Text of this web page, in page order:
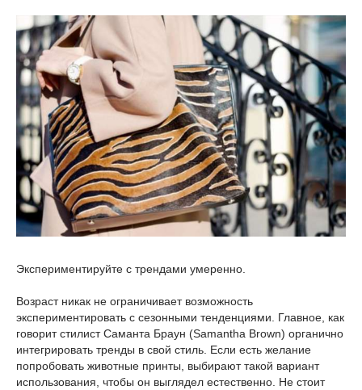
Экспериментируйте с трендами умеренно.
Возраст никак не ограничивает возможность
экспериментировать с сезонными тенденциями. Главное, как
говорит стилист Саманта Браун (Samantha Brown) органично
интегрировать тренды в свой стиль. Если есть желание
попробовать животные принты, выбирают такой вариант
использования, чтобы он выглядел естественно. Не стоит